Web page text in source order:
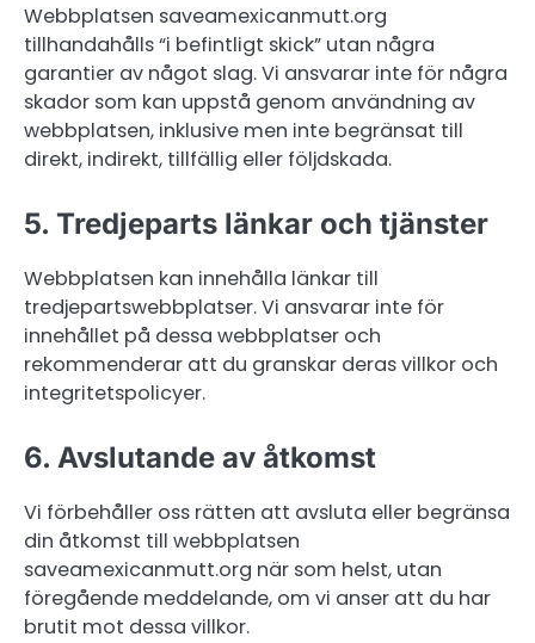
Webbplatsen saveamexicanmutt.org
tillhandahålls “i befintligt skick” utan några
garantier av något slag. Vi ansvarar inte för några
skador som kan uppstå genom användning av
webbplatsen, inklusive men inte begränsat till
direkt, indirekt, tillfällig eller följdskada.
5. Tredjeparts länkar och tjänster
Webbplatsen kan innehålla länkar till
tredjepartswebbplatser. Vi ansvarar inte för
innehållet på dessa webbplatser och
rekommenderar att du granskar deras villkor och
integritetspolicyer.
6. Avslutande av åtkomst
Vi förbehåller oss rätten att avsluta eller begränsa
din åtkomst till webbplatsen
saveamexicanmutt.org när som helst, utan
föregående meddelande, om vi anser att du har
brutit mot dessa villkor.